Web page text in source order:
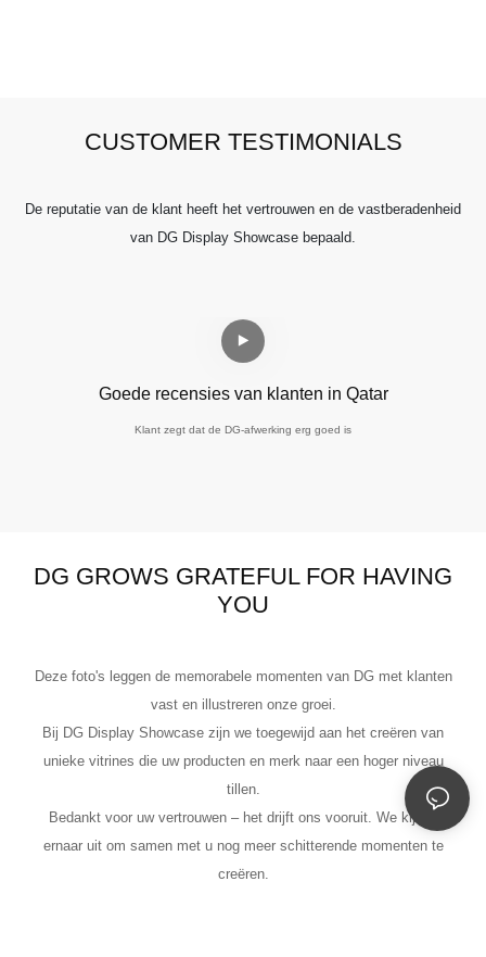
CUSTOMER TESTIMONIALS
De reputatie van de klant heeft het vertrouwen en de vastberadenheid
van DG Display Showcase bepaald.
Goede recensies van klanten in Qatar
Klant zegt dat de DG-afwerking erg goed is
DG GROWS GRATEFUL FOR HAVING
YOU
Deze foto's leggen de memorabele momenten van DG met klanten
vast en illustreren onze groei.
Bij DG Display Showcase zijn we toegewijd aan het creëren van
unieke vitrines die uw producten en merk naar een hoger niveau
tillen.
Bedankt voor uw vertrouwen – het drijft ons vooruit. We kijken
ernaar uit om samen met u nog meer schitterende momenten te
creëren.